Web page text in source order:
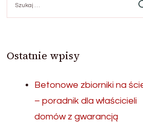
Ostatnie wpisy
Betonowe zbiorniki na
– poradnik dla właścicieli
domów z gwarancją